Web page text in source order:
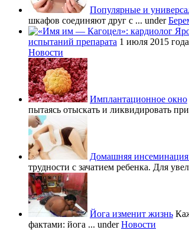
Популярные и
шкафов соединяют друг с ... under
испытаний препарата 1 июля 2015
Новости
Имплантационное окно
пытаясь отыскать и ликвидировать
Домашняя
трудности с зачатием ребенка. Для
Йога изменит жизнь
фактами: йога ... underНовости